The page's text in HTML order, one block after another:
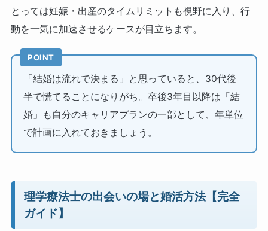
とっては妊娠・出産のタイムリミットも視野に入り、行
動を一気に加速させるケースが目立ちます。
POINT
「結婚は流れで決まる」と思っていると、30代後
半で慌てることになりがち。卒後3年目以降は「結
婚」も自分のキャリアプランの一部として、年単位
で計画に入れておきましょう。
理学療法士の出会いの場と婚活方法【完全
ガイド】